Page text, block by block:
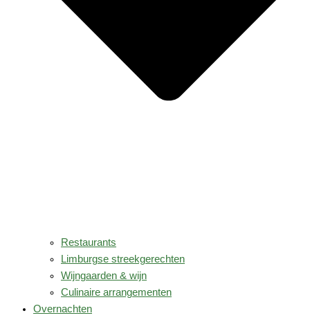
Restaurants
Limburgse streekgerechten
Wijngaarden & wijn
Culinaire arrangementen
Overnachten